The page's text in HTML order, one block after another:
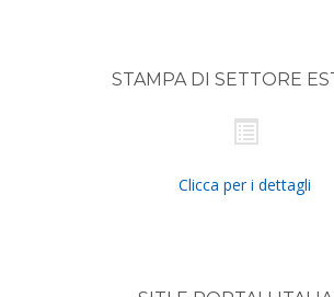
STAMPA DI SETTORE
Clicca per i dettagli